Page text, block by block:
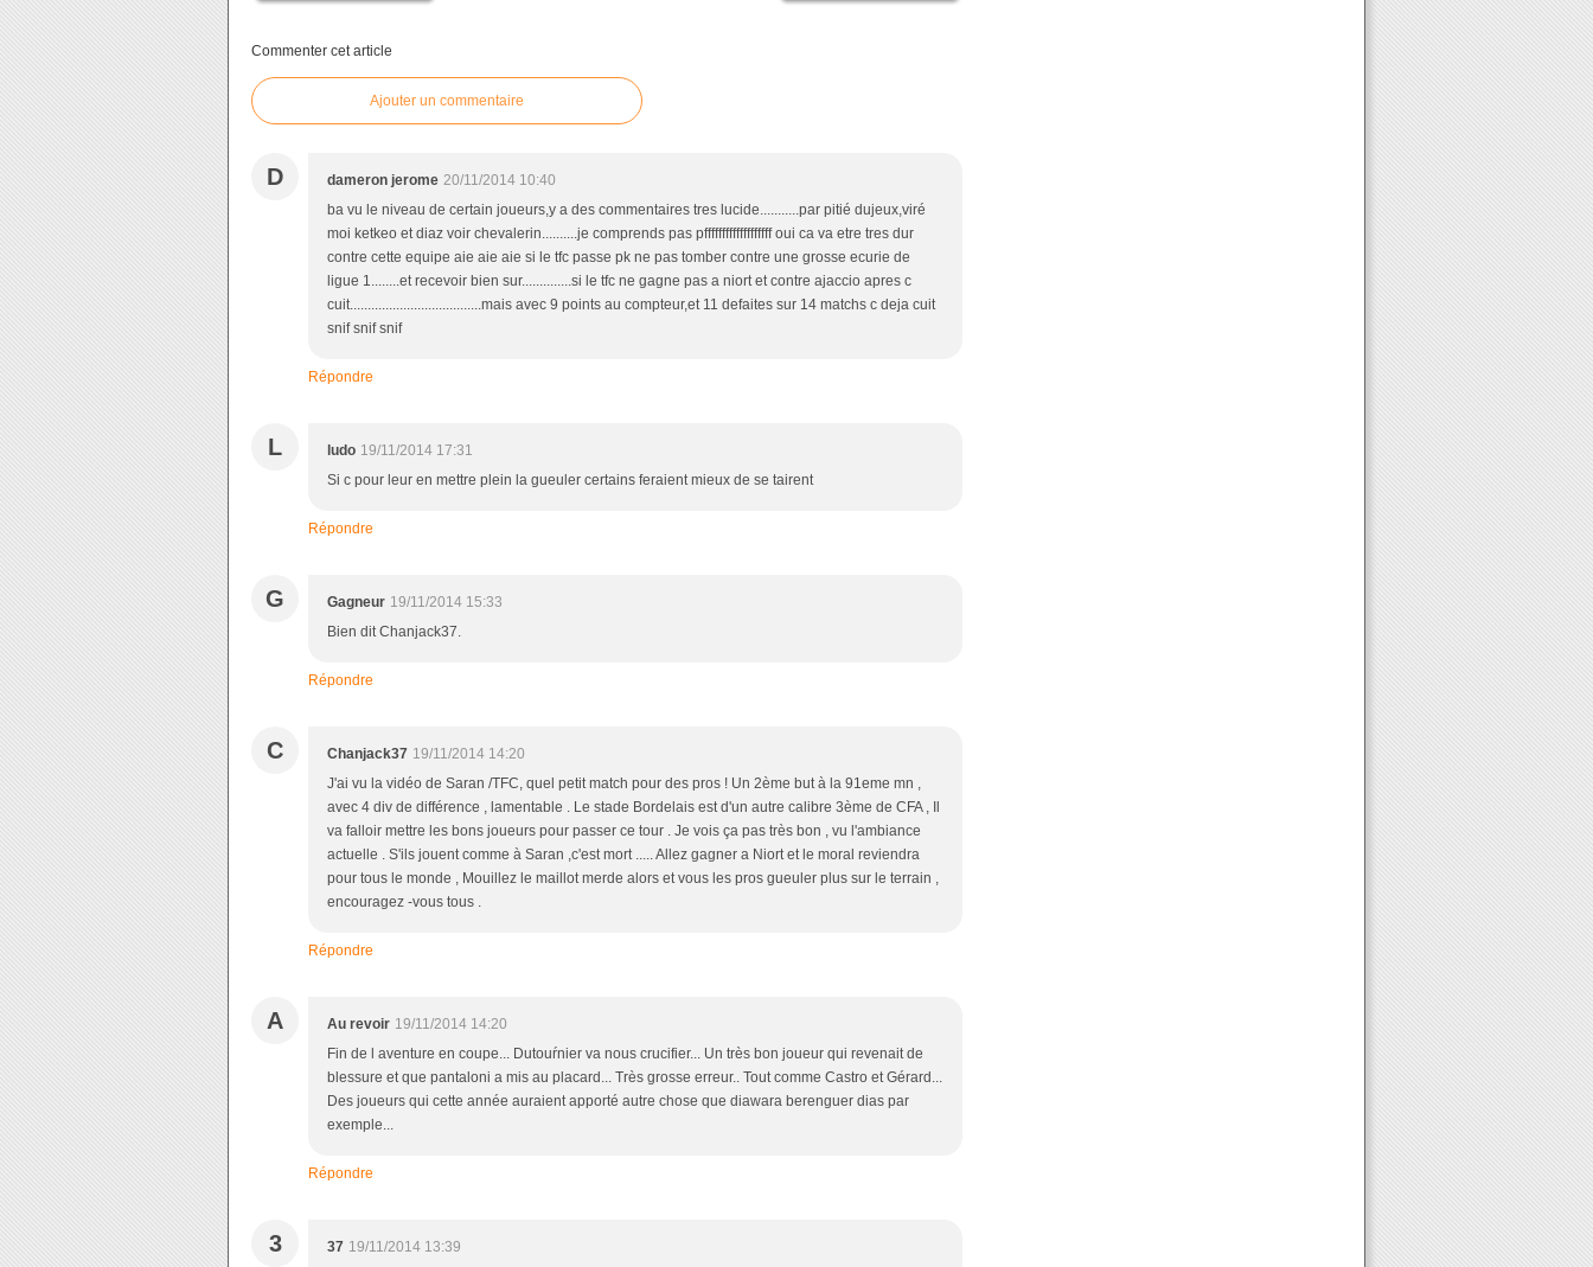
Commenter cet article
Ajouter un commentaire
D dameron jerome 20/11/2014 10:40
ba vu le niveau de certain joueurs,y a des commentaires tres lucide...........par pitié dujeux,viré
moi ketkeo et diaz voir chevalerin..........je comprends pas pfffffffffffffffffff oui ca va etre tres dur
contre cette equipe aie aie aie si le tfc passe pk ne pas tomber contre une grosse ecurie de
ligue 1........et recevoir bien sur..............si le tfc ne gagne pas a niort et contre ajaccio apres c
cuit.....................................mais avec 9 points au compteur,et 11 defaites sur 14 matchs c deja cuit
snif snif snif
Répondre
L ludo 19/11/2014 17:31
Si c pour leur en mettre plein la gueuler certains feraient mieux de se tairent
Répondre
G Gagneur 19/11/2014 15:33
Bien dit Chanjack37.
Répondre
C Chanjack37 19/11/2014 14:20
J'ai vu la vidéo de Saran /TFC, quel petit match pour des pros ! Un 2ème but à la 91eme mn ,
avec 4 div de différence , lamentable . Le stade Bordelais est d'un autre calibre 3ème de CFA , Il
va falloir mettre les bons joueurs pour passer ce tour . Je vois ça pas très bon , vu l'ambiance
actuelle . S'ils jouent comme à Saran ,c'est mort ..... Allez gagner a Niort et le moral reviendra
pour tous le monde , Mouillez le maillot merde alors et vous les pros gueuler plus sur le terrain ,
encouragez -vous tous .
Répondre
A Au revoir 19/11/2014 14:20
Fin de l aventure en coupe... Dutouŕnier va nous crucifier... Un très bon joueur qui revenait de
blessure et que pantaloni a mis au placard... Très grosse erreur.. Tout comme Castro et Gérard...
Des joueurs qui cette année auraient apporté autre chose que diawara berenguer dias par
exemple...
Répondre
3 37 19/11/2014 13:39